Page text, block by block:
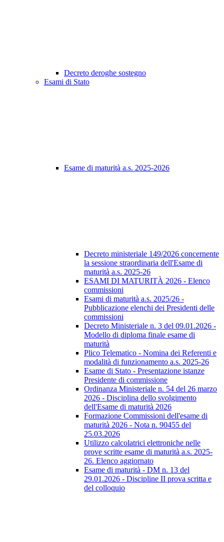
Decreto deroghe sostegno
Esami di Stato
Esame di maturità a.s. 2025-2026
Decreto ministeriale 149/2026 concernente
la sessione straordinaria dell'Esame di
maturità a.s. 2025-26
ESAMI DI MATURITÀ 2026 - Elenco
commissioni
Esami di maturità a.s. 2025/26 -
Pubblicazione elenchi dei Presidenti delle
commissioni
Decreto Ministeriale n. 3 del 09.01.2026 -
Modello di diploma finale esame di
maturità
Plico Telematico - Nomina dei Referenti e
modalità di funzionamento a.s. 2025-26
Esame di Stato - Presentazione istanze
Presidente di commissione
Ordinanza Ministeriale n. 54 del 26 marzo
2026 - Disciplina dello svolgimento
dell'Esame di maturità 2026
Formazione Commissioni dell'esame di
maturità 2026 - Nota n. 90455 del
25.03.2026
Utilizzo calcolatrici elettroniche nelle
prove scritte esame di maturità a.s. 2025-
26. Elenco aggiornato
Esame di maturità - DM n. 13 del
29.01.2026 - Discipline II prova scritta e
del colloquio